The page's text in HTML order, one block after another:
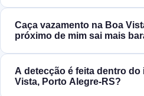
Caça vazamento na Boa
próximo de mim sai mais
A detecção é feita dentro do
Vista, Porto Alegre‑RS?